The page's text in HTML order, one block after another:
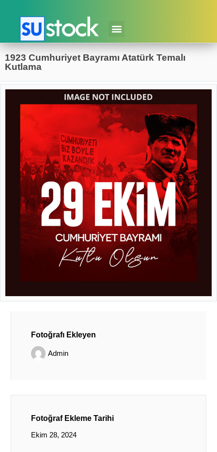
1923 Cumhuriyet Bayramı Atatürk Temalı
Kutlama
Fotoğrafı Ekleyen
Admin
Fotoğraf Ekleme Tarihi
Ekim 28, 2024